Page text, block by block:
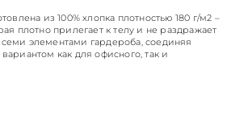
из 100% хлопка плотностью 180 г/м2 –
плотно прилегает к телу и не раздражает
элементами гардероба, соединяя
как для офисного, так и